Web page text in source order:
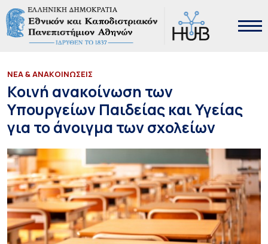
ΝΕΑ & ΑΝΑΚΟΙΝΩΣΕΙΣ
Κοινή ανακοίνωση των
Υπουργείων Παιδείας και Υγείας
για το άνοιγμα των σχολείων